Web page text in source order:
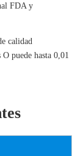
FDA y
calidad
puede hasta 0,01